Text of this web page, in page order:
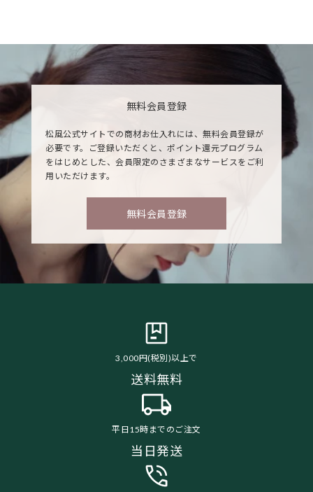
無料会員登録
松風公式サイトでの商材お仕入れには、無料会員登録が
必要です。ご登録いただくと、ポイント還元プログラム
をはじめとした、会員限定のさまざまなサービスをご利
用いただけます。
無料会員登録
3,000円(税別)以上で
送料無料
平日15時までのご注文
当日発送